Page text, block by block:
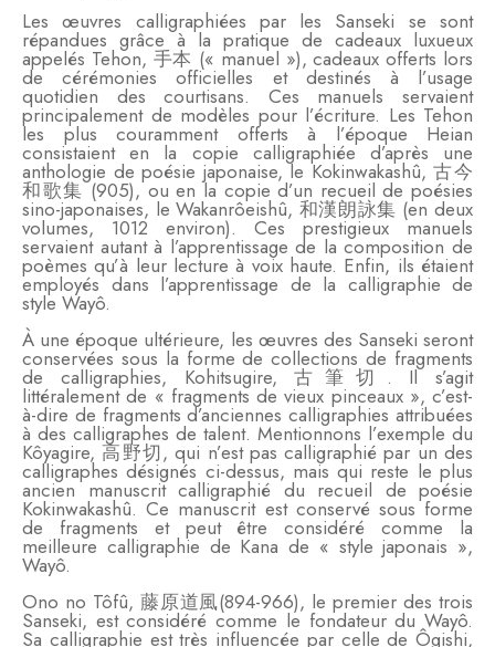
Les œuvres calligraphiées par les Sanseki se sont
répandues grâce à la pratique de cadeaux luxueux
appelés Tehon, 手本 (« manuel »), cadeaux offerts lors
de cérémonies officielles et destinés à l’usage
quotidien des courtisans. Ces manuels servaient
principalement de modèles pour l’écriture. Les Tehon
les plus couramment offerts à l’époque Heian
consistaient en la copie calligraphiée d’après une
anthologie de poésie japonaise, le Kokinwakashû, 古今
和歌集 (905), ou en la copie d’un recueil de poésies
sino-japonaises, le Wakanrôeishû, 和漢朗詠集 (en deux
volumes, 1012 environ). Ces prestigieux manuels
servaient autant à l’apprentissage de la composition de
poèmes qu’à leur lecture à voix haute. Enfin, ils étaient
employés dans l’apprentissage de la calligraphie de
style Wayô.
À une époque ultérieure, les œuvres des Sanseki seront
conservées sous la forme de collections de fragments
de calligraphies, Kohitsugire, 古筆切. Il s’agit
littéralement de « fragments de vieux pinceaux », c’est-
à-dire de fragments d’anciennes calligraphies attribuées
à des calligraphes de talent. Mentionnons l’exemple du
Kôyagire, 高野切, qui n’est pas calligraphié par un des
calligraphes désignés ci-dessus, mais qui reste le plus
ancien manuscrit calligraphié du recueil de poésie
Kokinwakashû. Ce manuscrit est conservé sous forme
de fragments et peut être considéré comme la
meilleure calligraphie de Kana de « style japonais »,
Wayô.
Ono no Tôfû, 藤原道風(894-966), le premier des trois
Sanseki, est considéré comme le fondateur du Wayô.
Sa calligraphie est très influencée par celle de Ôgishi,